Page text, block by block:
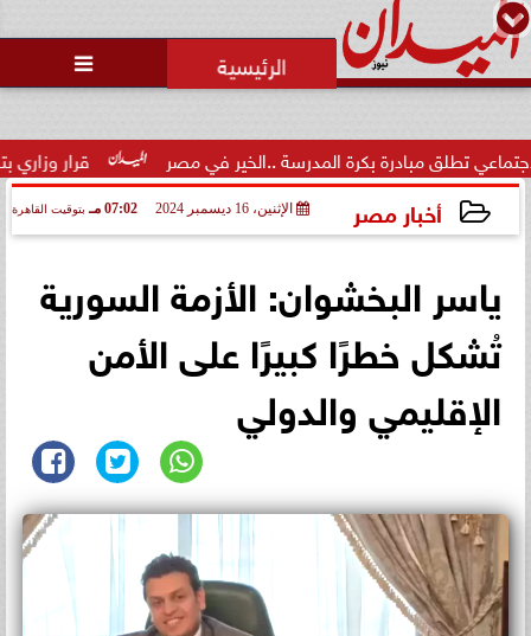

قرار وزاري بتكليف مبادرة بكرة المدرسة ..الخير في مصر
أخبار مصر الإثنين، 16 ديسمبر 2024 07:02 مـ بتوقيت القاهرة
ياسر البخشوان: الأزمة السورية
تُشكل خطرًا كبيرًا على الأمن
الإقليمي والدولي